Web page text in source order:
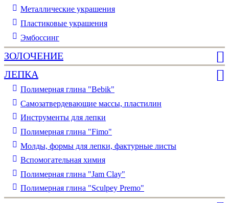
Металлические украшения
Пластиковые украшения
Эмбоссинг
ЗОЛОЧЕНИЕ
ЛЕПКА
Полимерная глина "Bebik"
Самозатвердевающие массы, пластилин
Инструменты для лепки
Полимерная глина "Fimo"
Молды, формы для лепки, фактурные листы
Вспомогательная химия
Полимерная глина "Jam Clay"
Полимерная глина "Sculpey Premo"